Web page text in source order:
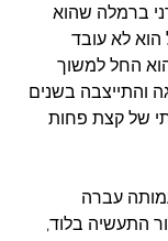
ברמלה שהוא
הוא לא עובד
החל למשוך
והתייצבה בשנים
של קצת פחות
העמותה עברה
התעשיה בלוד,